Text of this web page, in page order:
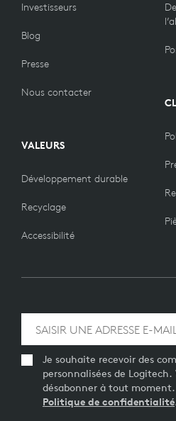
Investisseurs
Blog
Presse
Nous contacter
VALEURS
Développement durable
Recyclage
Accessibilité
Je souhaite recevoir des
personnalisées de Logitech.
désabonner à tout
Politique de confidentialité